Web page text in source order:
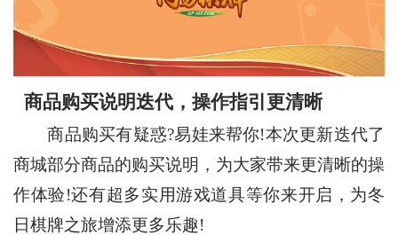
商品购买说明迭代，操作指引更清晰
商品购买有疑惑?易娃来帮你!本次更新迭代了
商城部分商品的购买说明，为大家带来更清晰的操
作体验!还有超多实用游戏道具等你来开启，为冬
日棋牌之旅增添更多乐趣!